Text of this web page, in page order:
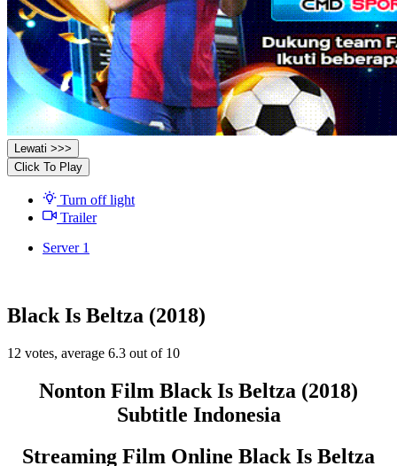
Lewati >>>
Click To Play
Turn off light
Trailer
Server 1
Black Is Beltza (2018)
12 votes, average 6.3 out of 10
Nonton Film Black Is Beltza (2018)
Subtitle Indonesia
Streaming Film Online Black Is Beltza